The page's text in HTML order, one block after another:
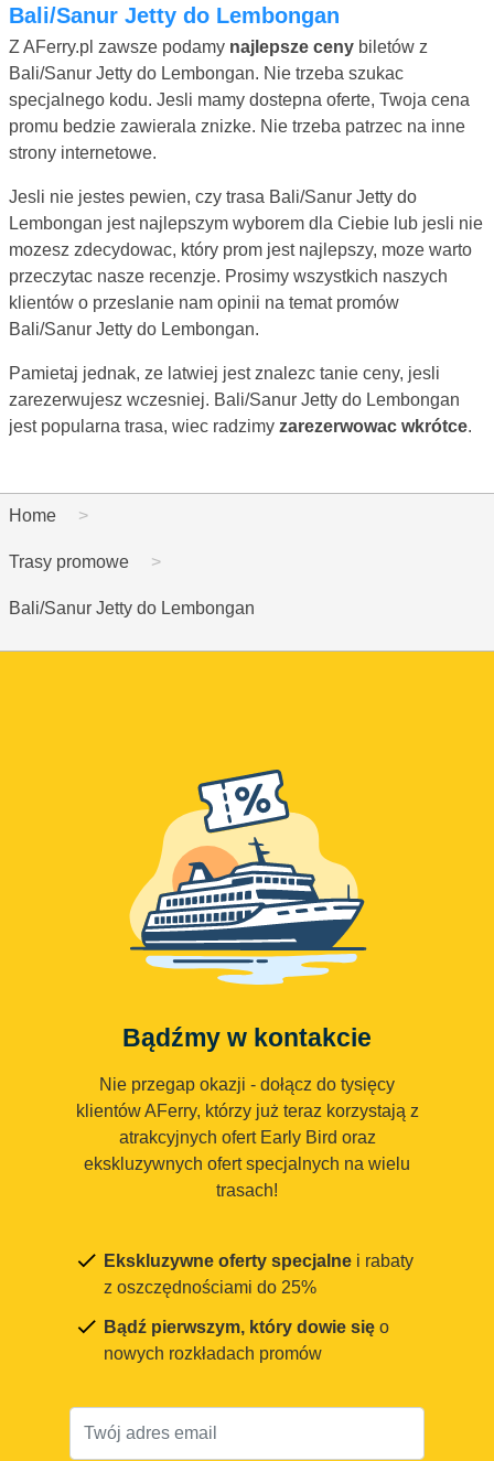
Bali/Sanur Jetty do Lembongan
Z AFerry.pl zawsze podamy najlepsze ceny biletów z
Bali/Sanur Jetty do Lembongan. Nie trzeba szukac
specjalnego kodu. Jesli mamy dostepna oferte, Twoja cena
promu bedzie zawierala znizke. Nie trzeba patrzec na inne
strony internetowe.
Jesli nie jestes pewien, czy trasa Bali/Sanur Jetty do
Lembongan jest najlepszym wyborem dla Ciebie lub jesli nie
mozesz zdecydowac, który prom jest najlepszy, moze warto
przeczytac nasze recenzje. Prosimy wszystkich naszych
klientów o przeslanie nam opinii na temat promów
Bali/Sanur Jetty do Lembongan.
Pamietaj jednak, ze latwiej jest znalezc tanie ceny, jesli
zarezerwujesz wczesniej. Bali/Sanur Jetty do Lembongan
jest popularna trasa, wiec radzimy zarezerwowac wkrótce.
Home
Trasy promowe
Bali/Sanur Jetty do Lembongan
Bądźmy w kontakcie
Nie przegap okazji - dołącz do tysięcy
klientów AFerry, którzy już teraz korzystają z
atrakcyjnych ofert Early Bird oraz
ekskluzywnych ofert specjalnych na wielu
trasach!
Ekskluzywne oferty specjalne i rabaty
z oszczędnościami do 25%
Bądź pierwszym, który dowie się o
nowych rozkładach promów